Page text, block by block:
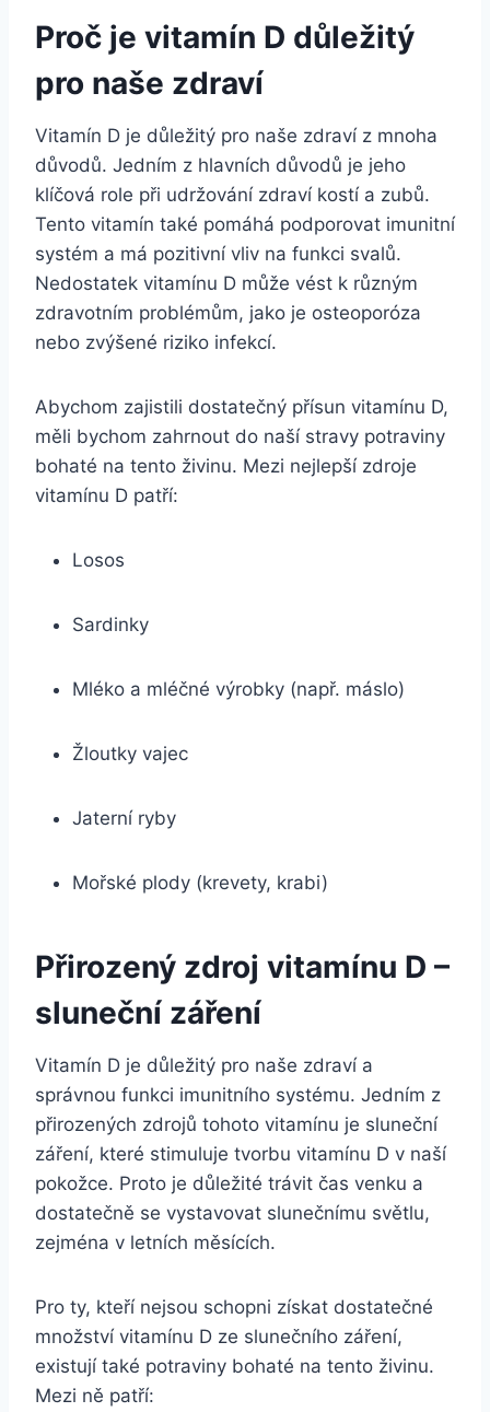
Proč je vitamín D důležitý
pro naše zdraví
Vitamín D je důležitý pro naše zdraví z mnoha
důvodů. Jedním z hlavních důvodů je jeho
klíčová role při udržování zdraví kostí a zubů.
Tento vitamín také pomáhá podporovat imunitní
systém a má pozitivní vliv na funkci svalů.
Nedostatek vitamínu D může vést k různým
zdravotním problémům, jako je osteoporóza
nebo zvýšené riziko infekcí.
Abychom zajistili dostatečný přísun vitamínu D,
měli bychom zahrnout do naší stravy potraviny
bohaté na tento živinu. Mezi nejlepší zdroje
vitamínu D patří:
Losos
Sardinky
Mléko a mléčné výrobky (např. máslo)
Žloutky vajec
Jaterní ryby
Mořské plody (krevety, krabi)
Přirozený zdroj vitamínu D –
sluneční záření
Vitamín D je důležitý pro naše zdraví a
správnou funkci imunitního systému. Jedním z
přirozených zdrojů tohoto vitamínu je sluneční
záření, které stimuluje tvorbu vitamínu D v naší
pokožce. Proto je důležité trávit čas venku a
dostatečně se vystavovat slunečnímu světlu,
zejména v letních měsících.
Pro ty, kteří nejsou schopni získat dostatečné
množství vitamínu D ze slunečního záření,
existují také potraviny bohaté na tento živinu.
Mezi ně patří: